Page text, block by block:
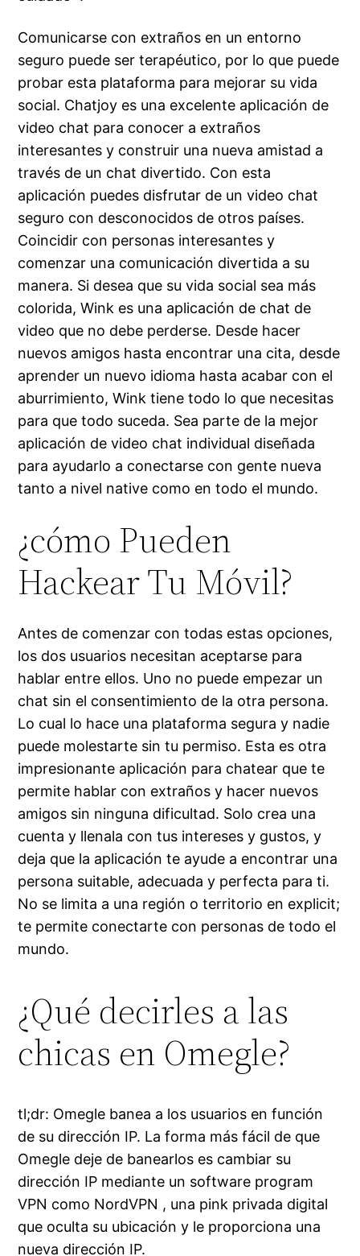
Comunicarse con extraños en un entorno
seguro puede ser terapéutico, por lo que puede
probar esta plataforma para mejorar su vida
social. Chatjoy es una excelente aplicación de
video chat para conocer a extraños
interesantes y construir una nueva amistad a
través de un chat divertido. Con esta
aplicación puedes disfrutar de un video chat
seguro con desconocidos de otros países.
Coincidir con personas interesantes y
comenzar una comunicación divertida a su
manera. Si desea que su vida social sea más
colorida, Wink es una aplicación de chat de
video que no debe perderse. Desde hacer
nuevos amigos hasta encontrar una cita, desde
aprender un nuevo idioma hasta acabar con el
aburrimiento, Wink tiene todo lo que necesitas
para que todo suceda. Sea parte de la mejor
aplicación de video chat individual diseñada
para ayudarlo a conectarse con gente nueva
tanto a nivel native como en todo el mundo.
¿cómo Pueden
Hackear Tu Móvil?
Antes de comenzar con todas estas opciones,
los dos usuarios necesitan aceptarse para
hablar entre ellos. Uno no puede empezar un
chat sin el consentimiento de la otra persona.
Lo cual lo hace una plataforma segura y nadie
puede molestarte sin tu permiso. Esta es otra
impresionante aplicación para chatear que te
permite hablar con extraños y hacer nuevos
amigos sin ninguna dificultad. Solo crea una
cuenta y llenala con tus intereses y gustos, y
deja que la aplicación te ayude a encontrar una
persona suitable, adecuada y perfecta para ti.
No se limita a una región o territorio en explicit;
te permite conectarte con personas de todo el
mundo.
¿Qué decirles a las
chicas en Omegle?
tl;dr: Omegle banea a los usuarios en función
de su dirección IP. La forma más fácil de que
Omegle deje de banearlos es cambiar su
dirección IP mediante un software program
VPN como NordVPN , una pink privada digital
que oculta su ubicación y le proporciona una
nueva dirección IP.